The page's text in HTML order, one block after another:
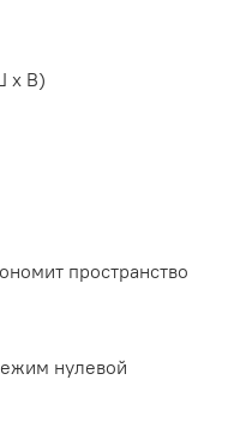
х В)
пространство
нулевой